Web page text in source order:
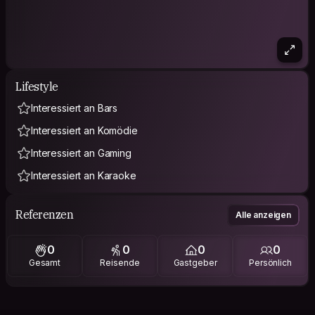
Lifestyle
Interessiert an Bars
Interessiert an Komödie
Interessiert an Gaming
Interessiert an Karaoke
Referenzen Alle anzeigen
0
Gesamt
0
Reisende
0
Gastgeber
0
Persönlich